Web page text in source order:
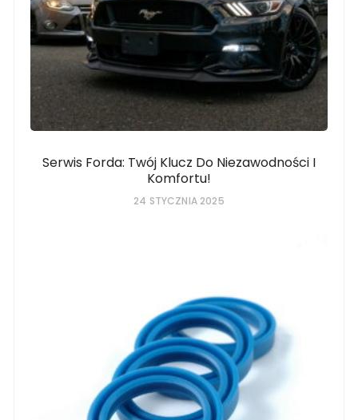
Serwis Forda: Twój Klucz Do Niezawodności I
Komfortu!
24 STYCZNIA 2025